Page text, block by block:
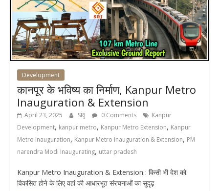
Development
कानपूर के भविष्य का निर्माण, Kanpur Metro
Inauguration & Extension
April 23, 2025 SRJ 0 Comments
Kanpur
Development, kanpur metro, Kanpur Metro Extension, Kanpur
Metro Inauguration, Kanpur Metro Inauguration & Extension, PM
narendra Modi Inaugurating, uttar pradesh
Kanpur Metro Inauguration & Extension : किसी भी देश को
विकसित होने के लिए वहां की आधारभूत संरचनाओं का सुदृढ़